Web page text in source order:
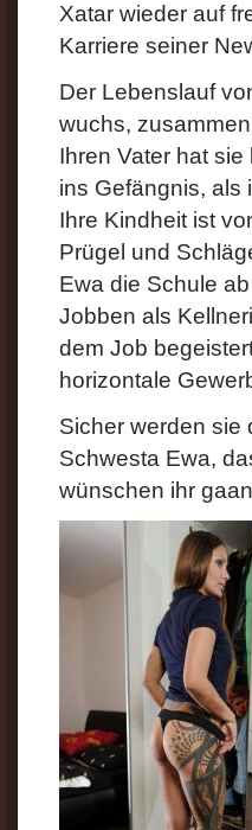
Xatar wieder auf
Karriere seiner
Der Lebenslauf
wuchs,
Ihren Vater hat
ins Gefängnis, als
Ihre Kindheit ist
Prügel und
Ewa die Schule
Jobben als
dem Job
horizontale
Sicher werden sie
Schwesta Ewa,
wünschen ihr